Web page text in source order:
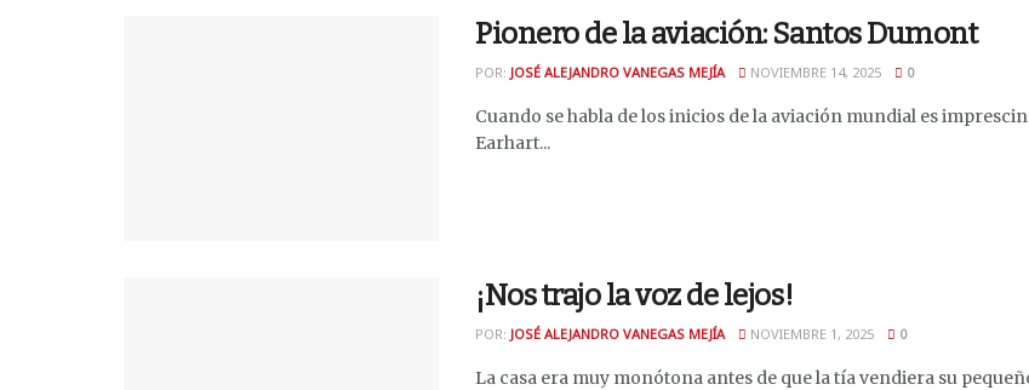
Pionero de la aviación: Santos Dumont
POR: JOSÉ ALEJANDRO VANEGAS MEJÍA NOVIEMBRE 14, 2025 0
Cuando se habla de los inicios de la aviación mundial es
Earhart...
¡Nos trajo la voz de lejos!
POR: JOSÉ ALEJANDRO VANEGAS MEJÍA NOVIEMBRE 1, 2025 0
La casa era muy monótona antes de que la tía vendiera su